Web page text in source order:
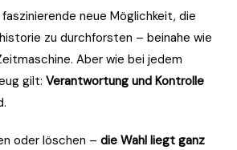
neue Möglichkeit, die
zu durchforsten – beinahe wie
Aber wie bei jedem
gilt: Verantwortung und Kontrolle
oder löschen – die Wahl liegt ganz